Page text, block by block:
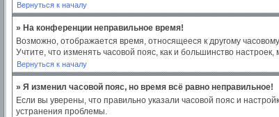
Вернуться к началу
» На конференции неправильное время!
Возможно, отображается время, относящееся к другому
Учтите, что изменять часовой пояс, как и большинство
Вернуться к началу
» Я изменил часовой пояс, но время всё равно неправильное!
Если вы уверены, что правильно указали часовой пояс и
устранения проблемы.